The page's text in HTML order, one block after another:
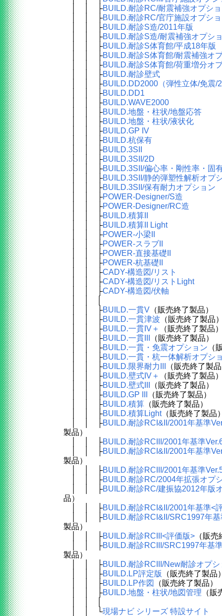
│ │ ├BUILD.耐診RC/耐震補強オプシ
│ │ ├BUILD.耐診RC/官庁施設オプシ
│ │ ├BUILD.耐診S造/2011年版
│ │ ├BUILD.耐診S造/耐震補強オプシ
│ │ ├BUILD.耐診S体育館/平成18年版
│ │ ├BUILD.耐診S体育館/耐震補強オ
│ │ ├BUILD.耐診S体育館/荷重増分オ
│ │ ├BUILD.耐診壁式
│ │ ├BUILD.DD2000（弾性立体/免震/
│ │ ├BUILD.DD1
│ │ ├BUILD.WAVE2000
│ │ ├BUILD.地盤・柱状/地盤応答
│ │ ├BUILD.地盤・柱状/液状化
│ │ ├BUILD.GP IV
│ │ ├BUILD.杭保有
│ │ ├BUILD.3SII
│ │ ├BUILD.3SII/2D
│ │ ├BUILD.3SII/偏心率・剛性率・固
│ │ ├BUILD.3SII/静的弾塑性解析オプ
│ │ ├BUILD.3SII/保有耐力オプション
│ │ ├POWER-Designer/S造
│ │ ├POWER-Designer/RC造
│ │ ├BUILD.積算II
│ │ ├BUILD.積算II Light
│ │ ├POWER-小梁II
│ │ ├POWER-スラブII
│ │ ├POWER-直接基礎II
│ │ ├POWER-杭基礎II
│ │ ├CADY-構造図/リスト
│ │ ├CADY-構造図/リストLight
│ │ ├CADY-構造図/伏軸
│ │ ├BUILD.一貫V （販売終了製品）
│ │ ├BUILD.一貫津波 （販売終了製品
│ │ ├BUILD.一貫IV＋
（販売終了製品
│ │ ├BUILD.一貫III
（販売終了製品）
│ │ ├BUILD.一貫・免震オプション （
│ │ ├BUILD.一貫・杭一体解析オプシ
│ │ ├BUILD.限界耐力III
（販売終了製
│ │ ├BUILD.壁式IV＋
（販売終了製品
│ │ ├BUILD.壁式III
（販売終了製品）
│ │ ├BUILD.GP III
（販売終了製品）
│ │ ├BUILD.積算 （販売終了製品）
│ │ ├BUILD.積算Light（販売終了製品
│ │ ├BUILD.耐診RCI&II/2001年基準
製品）
│ │ ├BUILD.耐診RCIII/2001年基準
│ │ ├BUILD.耐診RCI&II/2001年基準
製品）
│ │ ├BUILD.耐診RCIII/2001年基準
│ │ ├BUILD.耐診RC/2004年拡張オプ
│ │ ├BUILD.耐診RC/建振協2012年版
品）
│ │ ├BUILD.耐診RCI&II/2001年基準<
│ │ ├BUILD.耐診RCI&II/SRC1997年
製品）
│ │ ├BUILD.耐診RCIII<評価版> （販
│ │ ├BUILD.耐診RCIII/SRC1997年基
製品）
│ │ ├BUILD.耐診RCIII/New耐診オプシ
│ │ ├BUILD.LP評定版
（販売終了製品
│ │ ├BUILD.LP作図
（販売終了製品）
│ │ ├BUILD.地盤・柱状/地図管理 （
│ │ └現場ナビ シリーズ 特設サイト